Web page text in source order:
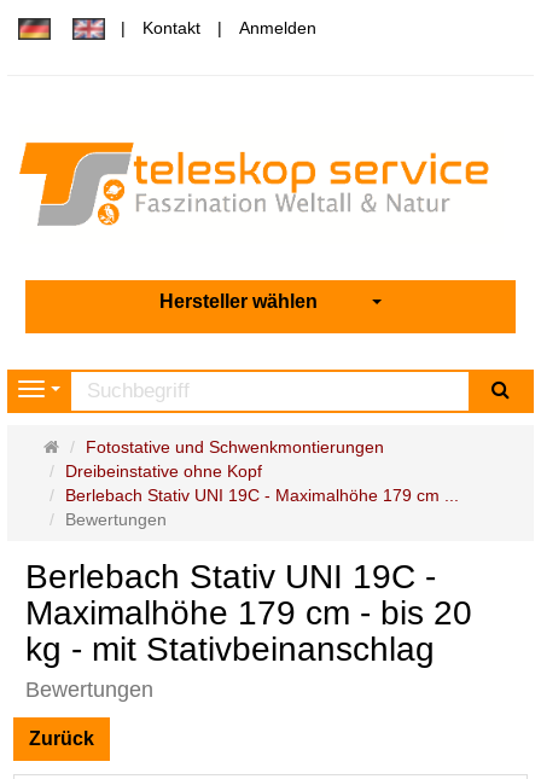
Kontakt Anmelden
Hersteller wählen
Navigation
Startseite
Fotostative und Schwenkmontierungen
Dreibeinstative ohne Kopf
Berlebach Stativ UNI 19C - Maximalhöhe 179 cm ...
Bewertungen
Berlebach Stativ UNI 19C -
Maximalhöhe 179 cm - bis 20
kg - mit Stativbeinanschlag
Bewertungen
Zurück